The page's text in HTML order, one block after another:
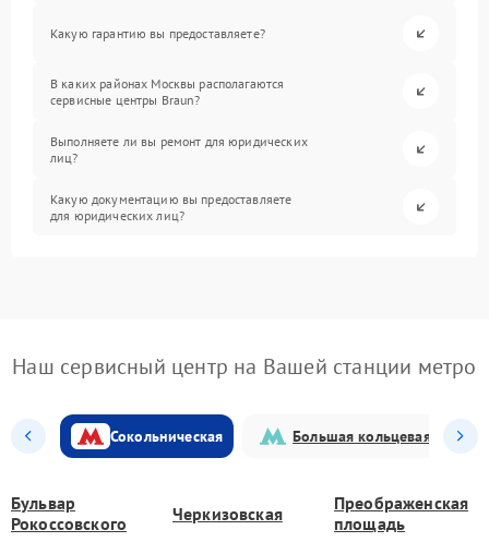
Какую гарантию вы предоставляете?
В каких районах Москвы располагаются
сервисные центры Braun?
Выполняете ли вы ремонт для юридических
лиц?
Какую документацию вы предоставляете
для юридических лиц?
Наш сервисный центр на Вашей станции метро
Сокольническая Большая кольцевая
Бульвар
Рокоссовского
Черкизовская
Преображенская
площадь